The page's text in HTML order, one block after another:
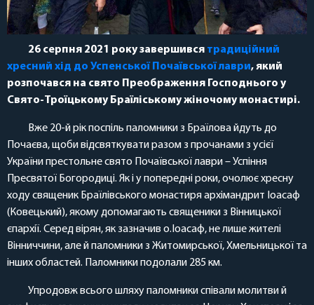
26 серпня 2021 року завершився традиційний
хресний хід до Успенської Почаївської лаври, який
розпочався на свято Преображення Господнього у
Свято-Троїцькому Браїліському жіночому монастирі.
Вже 20-й рік поспіль паломники з Браїлова йдуть до
Почаєва, щоби відсвяткувати разом з прочанами з усієї
України престольне свято Почаївської лаври – Успіння
Пресвятої Богородиці. Як і у попередні роки, очолює хресну
ходу священик Браїлівського монастиря архімандрит Іоасаф
(Ковецький), якому допомагають священики з Вінницької
єпархії. Серед вірян, як зазначив о.Іоасаф, не лише жителі
Вінниччини, але й паломники з Житомирської, Хмельницької та
інших областей. Паломники подолали 285 км.
Упродовж всього шляху паломники співали молитви й